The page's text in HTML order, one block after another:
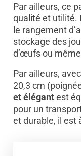
Par ailleurs, ce
qualité et utilité.
le rangement
stockage des
d’œufs ou
Par ailleurs,
20,3 cm
et élégantest
pour un
et durable, il est